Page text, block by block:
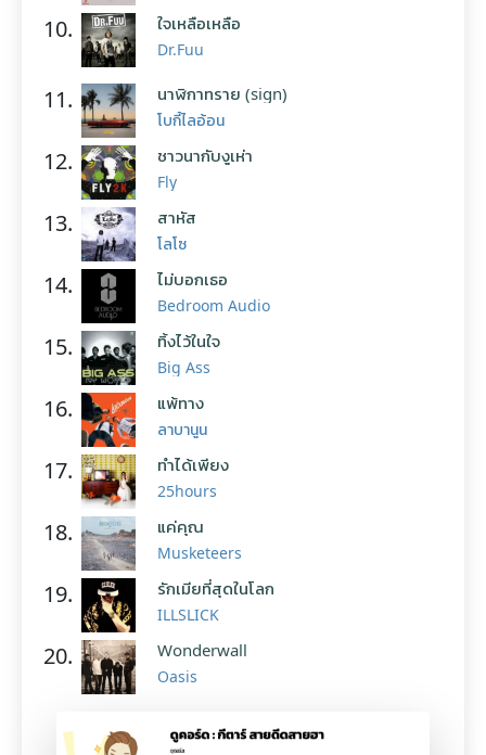
10. ใจเหลือเหลือ
Dr.Fuu
11. นาฬิกาทราย (sign)
โบกี้ไลอ้อน
12. ชาวนากับงูเห่า
Fly
13. สาหัส
โลโซ
14. ไม่บอกเธอ
Bedroom Audio
15. ทิ้งไว้ในใจ
Big Ass
16. แพ้ทาง
ลาบานูน
17. ทำได้เพียง
25hours
18. แค่คุณ
Musketeers
19. รักเมียที่สุดในโลก
ILLSLICK
20. Wonderwall
Oasis